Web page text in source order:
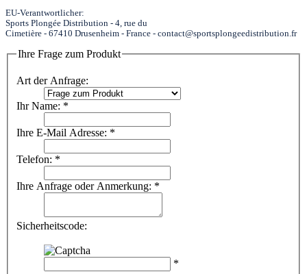
EU-Verantwortlicher:
Sports Plongée Distribution - 4, rue du
Cimetière - 67410 Drusenheim - France - contact@sportsplongeedistribution.fr
Ihre Frage zum Produkt
Art der Anfrage:
Ihr Name: *
Ihre E-Mail Adresse: *
Telefon: *
Ihre Anfrage oder Anmerkung: *
Sicherheitscode:
*